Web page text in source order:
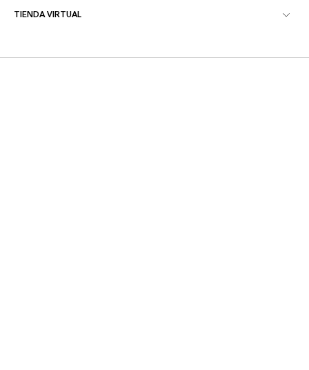
Imágenes y Teledetección
Webinars
TELEMATICA Podcasts
Servicios Profesionales
TIENDA VIRTUAL